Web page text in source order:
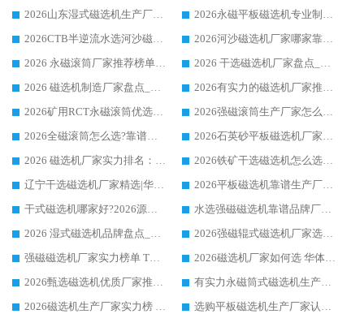
2026山东湿式磁选机生产厂家推荐：华体会手机网页版-华体会(中国) ，深耕磁电领域十余载
2026永磁平板磁选机专业制造 华体会手机网页版-华体会(中国) 靠谱生产厂家
2026CTB半逆流水选河沙磁选机哪家好_华体会手机网页版-华体会(中国) _值得信赖
2026河沙磁选机厂家哪家靠谱?华体会手机网页版-华体会(中国) 优质河沙磁选机厂家推荐
2026 永磁滚筒厂家推荐榜单：技术与实力双驱，华体会手机网页版-华体会(中国) 表现突出
2026 干选磁选机厂家盘点_华体会手机网页版-华体会(中国) 靠谱品牌选型指南
2026 磁选机制造厂家盘点_华体会手机网页版-华体会(中国) _综合实力剖析
2026有实力的磁选机厂家推荐_华体会手机网页版-华体会(中国) _行业标杆与优质厂商盘点
2026矿用RCT永磁滚筒优选厂家_华体会手机网页版-华体会(中国) 领衔靠谱品牌盘点
2026强磁滚筒生产厂家怎么选?行业口碑推荐华体会手机网页版-华体会(中国)
2026全磁滚筒怎么选?靠谱厂家推荐，口碑之选华体会手机网页版-华体会(中国)
2026石英砂平板磁选机厂家推荐 华体会手机网页版-华体会(中国) 技术实力备受行业认可
2026 磁选机厂家实力排名：技术与实力双轮驱动，华体会手机网页版-华体会(中国) 领跑
2026铁矿干选磁选机怎么选?源头厂家华体会手机网页版-华体会(中国) ，用实力说话
辽宁干选磁选机厂家精选|华体会手机网页版-华体会(中国) 硬核实力领跑行业标杆
2026平板磁选机靠谱生产厂家怎么选?行业标杆华体会手机网页版-华体会(中国) ，凭硬实力脱颖而出
干式磁选机哪家好?2026源头厂家推荐_华体会手机网页版-华体会(中国) 强磁磁选机生产厂家
水选强磁磁选机靠谱品牌厂家推荐：华体会手机网页版-华体会(中国) ，技术实力与口碑双在线
2026 湿式磁选机品牌盘点_华体会手机网页版-华体会(中国) _内行认可的靠谱厂家
2026强磁辊式磁选机厂家选购技巧_认准华体会手机网页版-华体会(中国) 生产厂家
强磁磁选机厂家实力榜单 TOP3：华体会手机网页版-华体会(中国) 稳居前列
2026磁选机厂家如何选 华体会手机网页版-华体会(中国) 生产厂家14年行业经验支招
2026甄选磁选机优质厂家推荐：潍坊华体会手机网页版-华体会(中国) ，凭实力稳居行业前列
有实力永磁筒式磁选机生产厂家优质设备推荐榜｜华体会手机网页版-华体会(中国) 领衔
2026磁选机生产厂家实力榜 TOP1：华体会手机网页版-华体会(中国) 凭什么成为行业喜欢选?
选购平板磁选机生产厂家认准华体会手机网页版-华体会(中国) 老牌生产厂家收获众多回头客